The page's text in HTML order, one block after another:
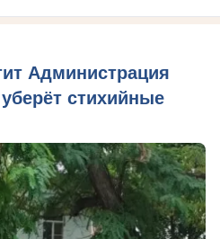
Администрация
стихийные